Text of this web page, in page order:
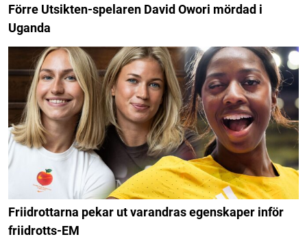
Förre Utsikten-spelaren David Owori mördad i
Uganda
Friidrottarna pekar ut varandras egenskaper inför
friidrotts-EM